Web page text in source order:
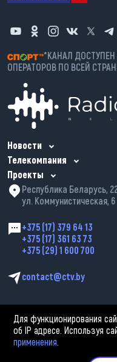
*КАНАЛ
ОПЕРАТОРОВ ПО ВСЕЙ
Новости
Телекомпания
Проекты
Республика Беларусь,
ул. Коммунистическая, 6
+375 (17) 379 64 13
+375 (17) 361 63 73
+375 (29) 1 600 700
contact@ctv.by
2002—2026 © ЗАО «Столичное
материалов активная
Для функционирования
об IP адресе. Используя
применения.